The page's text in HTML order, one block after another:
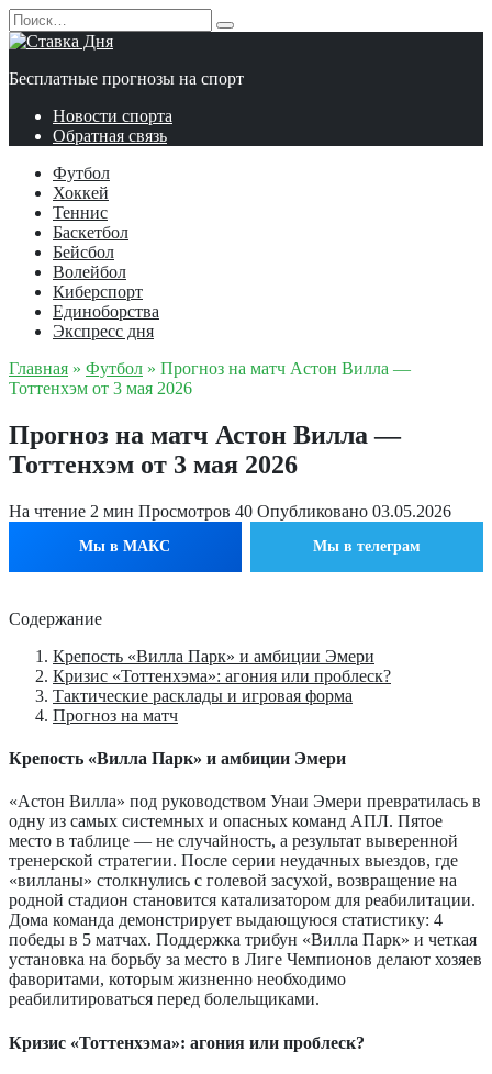
Перейти
к
содержанию
Search
for:
Бесплатные прогнозы на спорт
Новости спорта
Обратная связь
Футбол
Хоккей
Теннис
Баскетбол
Бейсбол
Волейбол
Киберспорт
Единоборства
Экспресс дня
Главная » Футбол » Прогноз на матч Астон Вилла —
Тоттенхэм от 3 мая 2026
Прогноз на матч Астон Вилла —
Тоттенхэм от 3 мая 2026
На чтение 2 мин Просмотров 40 Опубликовано 03.05.2026
Мы в МАКС Мы в телеграм
Содержание
Крепость «Вилла Парк» и амбиции Эмери
Кризис «Тоттенхэма»: агония или проблеск?
Тактические расклады и игровая форма
Прогноз на матч
Крепость «Вилла Парк» и амбиции Эмери
«Астон Вилла» под руководством Унаи Эмери превратилась в
одну из самых системных и опасных команд АПЛ. Пятое
место в таблице — не случайность, а результат выверенной
тренерской стратегии. После серии неудачных выездов, где
«вилланы» столкнулись с голевой засухой, возвращение на
родной стадион становится катализатором для реабилитации.
Дома команда демонстрирует выдающуюся статистику: 4
победы в 5 матчах. Поддержка трибун «Вилла Парк» и четкая
установка на борьбу за место в Лиге Чемпионов делают хозяев
фаворитами, которым жизненно необходимо
реабилитироваться перед болельщиками.
Кризис «Тоттенхэма»: агония или проблеск?